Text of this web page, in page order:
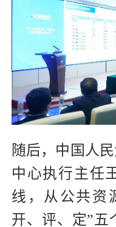
随后，中国人
中心执行主任
线，从公共资
开、评、定”五